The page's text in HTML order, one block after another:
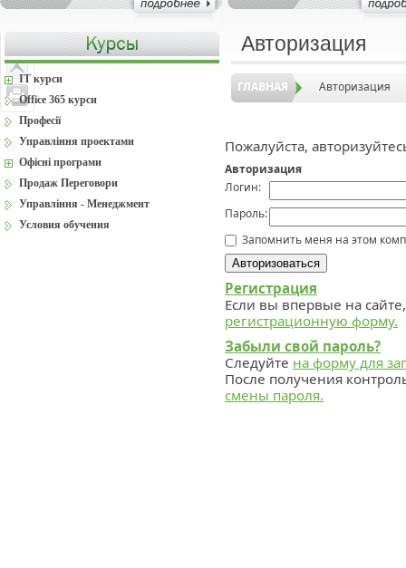
Авторизация
ГЛАВНАЯ Авторизация
Пожалуйста,
Авторизация
Логин:
Пароль:
Запомнить меня на этом
Регистрация
Если вы впервые на
регистрационную форму.
Забыли свой пароль?
Следуйте на форму для
После получения
смены пароля.
IT курси
Office 365 курси
Професії
Управління проектами
Офісні програми
Продаж Переговори
Управління - Менеджмент
Условия обучения